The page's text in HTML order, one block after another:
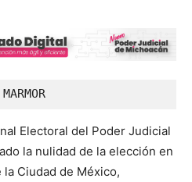
Electoral del Poder Judicial
la nulidad de la elección en
Ciudad de México,